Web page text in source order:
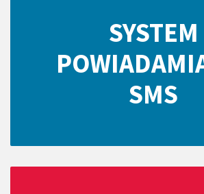
SYSTEM
SMS